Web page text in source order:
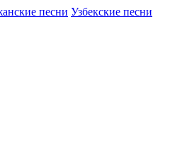
песни Узбекские песни